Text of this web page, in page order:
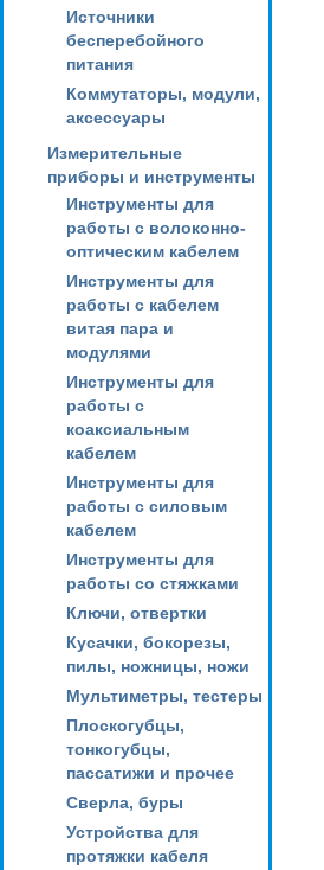
Источники
бесперебойного
питания
Коммутаторы, модули,
аксессуары
Измерительные
приборы и инструменты
Инструменты для
работы с волоконно-
оптическим кабелем
Инструменты для
работы с кабелем
витая пара и
модулями
Инструменты для
работы с
коаксиальным
кабелем
Инструменты для
работы с силовым
кабелем
Инструменты для
работы со стяжками
Ключи, отвертки
Кусачки, бокорезы,
пилы, ножницы, ножи
Мультиметры, тестеры
Плоскогубцы,
тонкогубцы,
пассатижи и прочее
Сверла, буры
Устройства для
протяжки кабеля